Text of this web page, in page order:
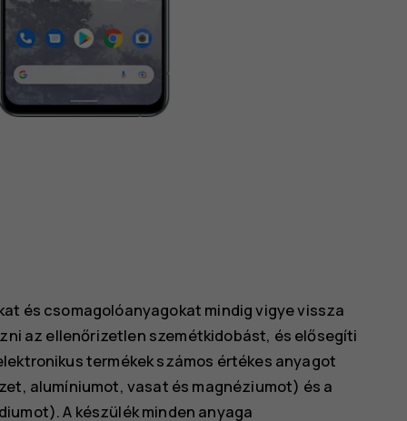
és csomagolóanyagokat mindig vigye vissza
az ellenőrizetlen szemétkidobást, és elősegíti
termékek számos értékes anyagot
alumíniumot, vasat és magnéziumot) és a
A készülék minden anyaga